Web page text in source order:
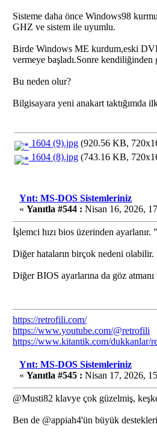
Sisteme daha önce Windows98
GHZ ve sistem ile uyumlu.
Birde Windows ME kurdum,eski
vermeye başladı.Sonre kendiliğinden
Bu neden olur?
Bilgisayara yeni anakart taktığımda
1604 (9).jpg (920.56 KB,
1604 (8).jpg (743.16 KB,
Ynt: MS-DOS Sistemleriniz
« Yanıtla #544 : Nisan 16, 2026,
İşlemci hızı bios üzerinden
Diğer hataların birçok nedeni
Diğer BIOS ayarlarına da göz
https://retrofili.com/
https://www.youtube.com/@retrofili
https://www.kitantik.com/
Ynt: MS-DOS Sistemleriniz
« Yanıtla #545 : Nisan 17, 2026,
@Musti82 klavye çok güzelmiş,
Ben de @appiah4'ün büyük